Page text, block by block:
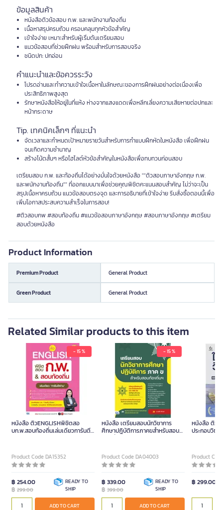
ข้อมูลสินค้า
หนังสือติวข้อสอบ ก.พ. และพนักงานท้องถิ่น
เนื้อหาสรุปครบถ้วน ครอบคลุมทุกหัวข้อสำคัญ
เข้าใจง่าย เหมาะสำหรับผู้เริ่มต้นเตรียมสอบ
แนวข้อสอบที่ช่วยฝึกฝน พร้อมสำหรับการสอบจริง
ชนิดปก: ปกอ่อน
คำแนะนำและข้อควรระวัง
โปรดอ่านและทำความเข้าใจเนื้อหาในลักษณะของการฝึกฝนอย่างต่อเนื่องเพื่อ
ประสิทธิภาพสูงสุด
รักษาหนังสือให้อยู่ในที่แห้ง ห่างจากแสงแดดเพื่อหลีกเลี่ยงความเสียหายต่อปกและ
หน้ากระดาษ
Tip. เทคนิคเล็กๆ ที่แนะนำ
จัดเวลาและกำหนดเป้าหมายรายวันสำหรับการทำแบบฝึกหัดในหนังสือ เพื่อฝึกฝน
จนเกิดความชำนาญ
สร้างโน้ตสั้นๆ หรือไฮไลต์หัวข้อสำคัญในหนังสือเพื่อทบทวนก่อนสอบ
เตรียมสอบ ก.พ. และท้องถิ่นได้อย่างมั่นใจด้วยหนังสือ ""ติวสอบภาษาอังกฤษ ก.พ.
และพนักงานท้องถิ่น"" ที่ออกแบบมาเพื่อช่วยคุณพิชิตคะแนนสอบสำคัญ ไม่ว่าจะเป็น
สรุปเนื้อหาครบถ้วน แนวข้อสอบตรงจุด และการอธิบายที่เข้าใจง่าย รีบสั่งซื้อตอนนี้เพื่อ
เพิ่มโอกาสประสบความสำเร็จในการสอบ!
#ติวสอบกพ #สอบท้องถิ่น #แนวข้อสอบภาษาอังกฤษ #สอบภาษาอังกฤษ #เตรียม
สอบด้วยหนังสือ
Product Information
Premium Product General Product
Green Product General Product
Related Similar products to this item
- 15 %
หนังสือ ติวENGLISHพิชิตสอ
บก.พ.สอบท้องถิ่นเล่มเดียวการันตี
Product Code DA15352
฿ 254.00
฿ 299.00
READY TO
SHIP
ADD TO CART
- 15 %
หนังสือ เตรียมสอบนักวิชาการ
ศึกษาปฎิบัติการภาคขสำหรับสอบ
Product Code DA04003
฿ 339.00
฿ 399.00
READY TO
SHIP
ADD TO CART
หนังสือ ติวเ
ประกอบวิชา
Product
฿ 299.00